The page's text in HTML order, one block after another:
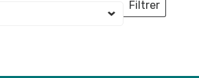
Filtrer
Lieux